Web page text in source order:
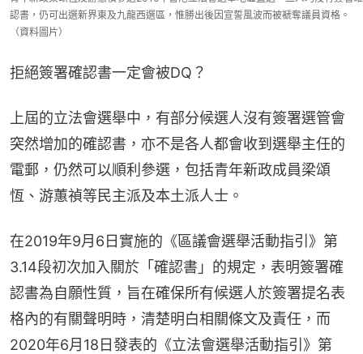
認書，仍可出選新界東及九龍西選區，惟勝出後因宣誓風波而被褫奪議員資格。
（資料圖片）
拒絕簽署確認書一定會被DQ？
上屆的立法會選舉中，有部分候選人沒有簽署選管會
突然增加的確認書，亦不是各人都會收到選舉主任的
電郵，仍然可以順利參選，包括青年新政成員梁頌
恆、游蕙禎等民主派及本土派人士。
在2019年9月6日實施的《區議會選舉活動指引》第
3.14段初次加入關於「確認書」的規定，表明簽署確
認書為自願性質，旨在確保所有候選人於簽署提名表
格內的有關聲明時，清楚明白相關條文及責任，而
2020年6月18日發表的《立法會選舉活動指引》第